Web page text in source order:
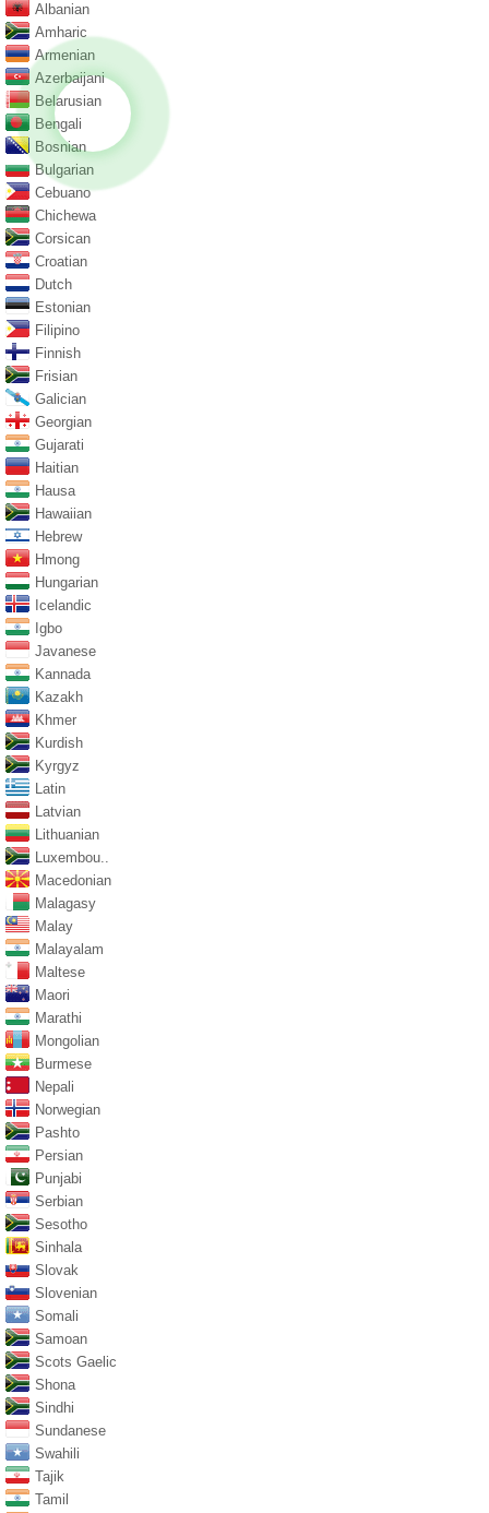
Albanian
Amharic
Armenian
Azerbaijani
Belarusian
Bengali
Bosnian
Bulgarian
Cebuano
Chichewa
Corsican
Croatian
Dutch
Estonian
Filipino
Finnish
Frisian
Galician
Georgian
Gujarati
Haitian
Hausa
Hawaiian
Hebrew
Hmong
Hungarian
Icelandic
Igbo
Javanese
Kannada
Kazakh
Khmer
Kurdish
Kyrgyz
Latin
Latvian
Lithuanian
Luxembou..
Macedonian
Malagasy
Malay
Malayalam
Maltese
Maori
Marathi
Mongolian
Burmese
Nepali
Norwegian
Pashto
Persian
Punjabi
Serbian
Sesotho
Sinhala
Slovak
Slovenian
Somali
Samoan
Scots Gaelic
Shona
Sindhi
Sundanese
Swahili
Tajik
Tamil